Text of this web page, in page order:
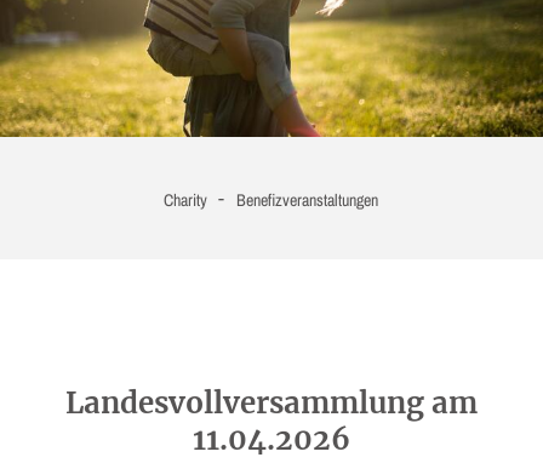
Charity - Benefizveranstaltungen
Landesvollversammlung am
11.04.2026